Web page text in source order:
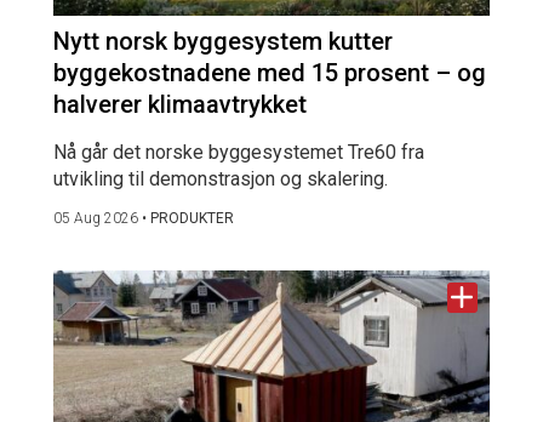
Nytt norsk byggesystem kutter
byggekostnadene med 15 prosent – og
halverer klimaavtrykket
Nå går det norske byggesystemet Tre60 fra
utvikling til demonstrasjon og skalering.
05 Aug 2026 • PRODUKTER